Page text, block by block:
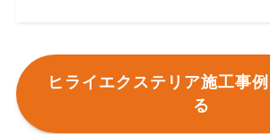
ヒライエクステリア施工事
る